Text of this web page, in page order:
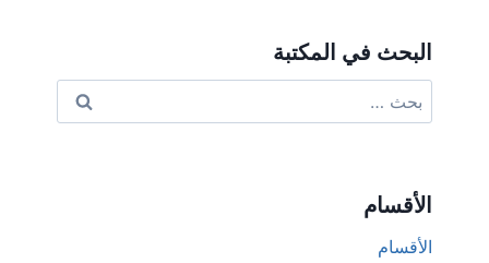
البحث في المكتبة
عن:
الأقسام
الأقسام